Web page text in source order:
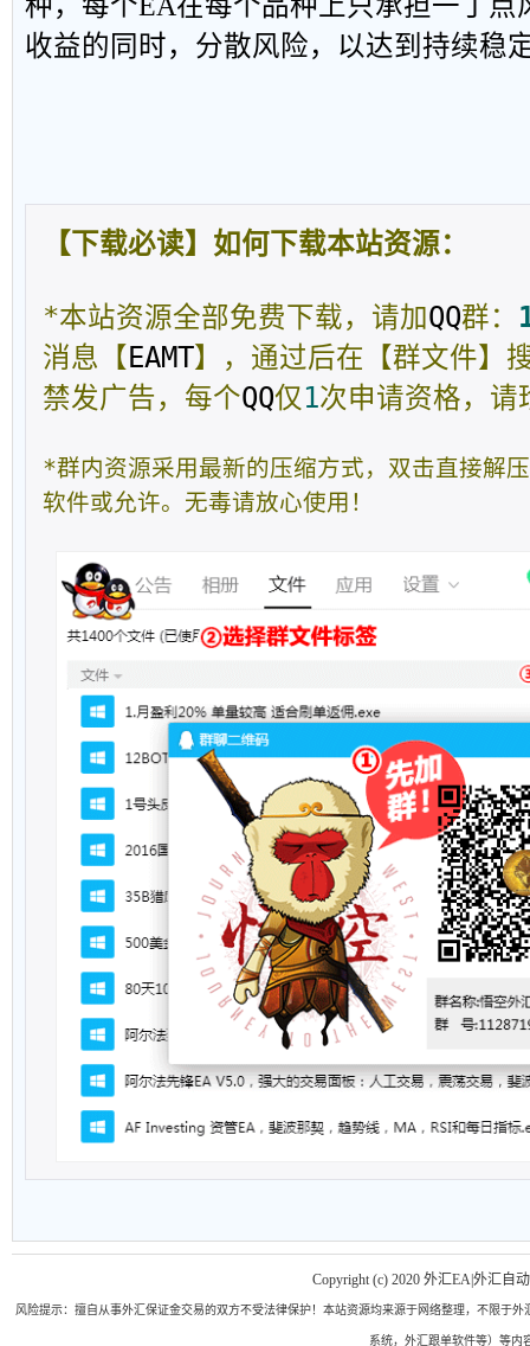
收益的同时，分散风险，以达到持续稳
【下载必读】如何下载本站资源：
*本站资源全部免费下载，请加QQ群：
消息【EAMT】，通过后在【群文件】
禁发广告，每个QQ仅1次申请资格，请
*群内资源采用最新的压缩方式，双击直接解
软件或允许。无毒请放心使用！
Copyright (c) 2020 外汇EA|外汇自
风险提示：擅自从事外汇保证金交易的双方不受法律保护！本站资源均来源于网络整理，不限于
系统，外汇跟单软件等）等内